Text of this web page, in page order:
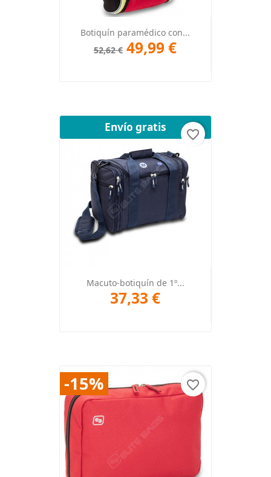
Botiquín paramédico con...
52,62 € 49,99 €
Macuto-botiquín de 1º...
37,33 €
Envío gratis
favorite_border
-15% favorite_border